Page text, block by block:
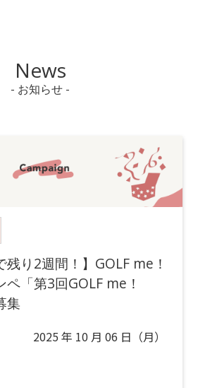
News
- お知らせ -
残り2週間！】GOLF me！
「第3回GOLF me！
集
2025 年 10 月 06 日（月）